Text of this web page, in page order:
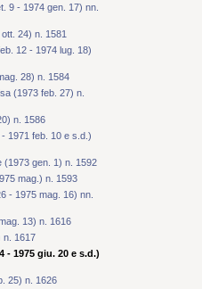
9 - 1974 gen. 17) nn.
24) n. 1581
12 - 1974 lug. 18)
28) n. 1584
(1973 feb. 27) n.
n. 1586
1971 feb. 10 e s.d.)
(1973 gen. 1) n. 1592
mag.) n. 1593
- 1975 mag. 16) nn.
13) n. 1616
n. 1617
- 1975 giu. 20 e s.d.)
25) n. 1626